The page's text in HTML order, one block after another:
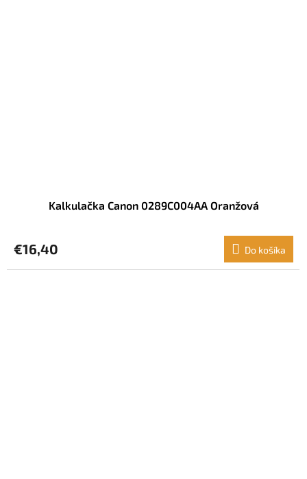
Kalkulačka Canon 0289C004AA Oranžová
€16,40 Do košíka